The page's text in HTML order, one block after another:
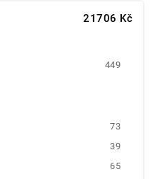
21706 Kč
449
73
39
65